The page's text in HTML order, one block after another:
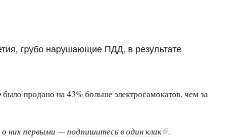
грубо нарушающие ПДД, в результате
продано на 43% больше электросамокатов, чем за
о них первыми —подпишитесь в один клик .